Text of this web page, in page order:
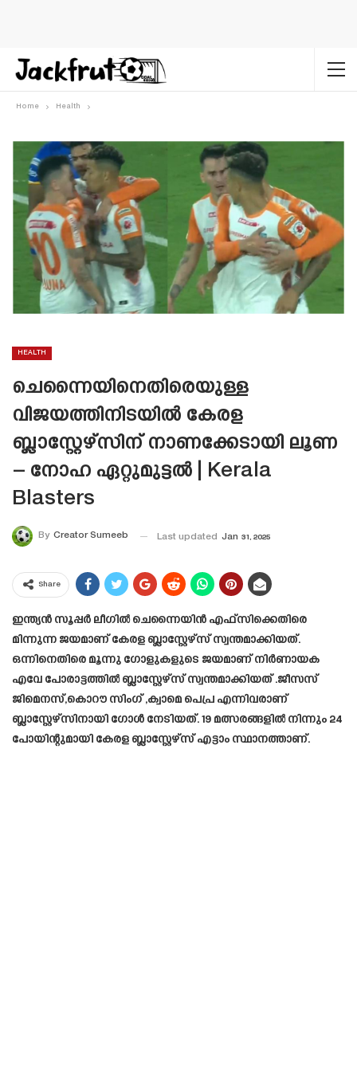
Home Health
HEALTH
ചെന്നൈയിനെതിരെയുള്ള
വിജയത്തിനിടയിൽ കേരള
ബ്ലാസ്റ്റേഴ്സിന് നാണക്കേടായി ലൂണ
– നോഹ ഏറ്റുമുട്ടൽ | Kerala
Blasters
By Creator Sumeeb Last updated Jan 31, 2025
Share
ഇന്ത്യന്‍ സൂപ്പര്‍ ലീഗില്‍ ചെന്നൈയിൻ എഫ്സിക്കെതിരെ
മിന്നുന്ന ജയമാണ് കേരള ബ്ലാസ്റ്റേഴ്‌സ് സ്വന്തമാക്കിയത്.
ഒന്നിനെതിരെ മൂന്നു ഗോളുകളുടെ ജയമാണ് നിർണായക
എവേ പോരാട്ടത്തിൽ ബ്ലാസ്റ്റേഴ്‌സ് സ്വന്തമാക്കിയത് .ജീസസ്
ജിമെനസ്,കൊറൗ സിംഗ് ,ക്വാമെ പെപ്ര എന്നിവരാണ്
ബ്ലാസ്റ്റേഴ്സിനായി ഗോൾ നേടിയത്. 19 മത്സരങ്ങളിൽ നിന്നും 24
പോയിന്റുമായി കേരള ബ്ലാസ്റ്റേഴ്‌സ് എട്ടാം സ്ഥാനത്താണ്.